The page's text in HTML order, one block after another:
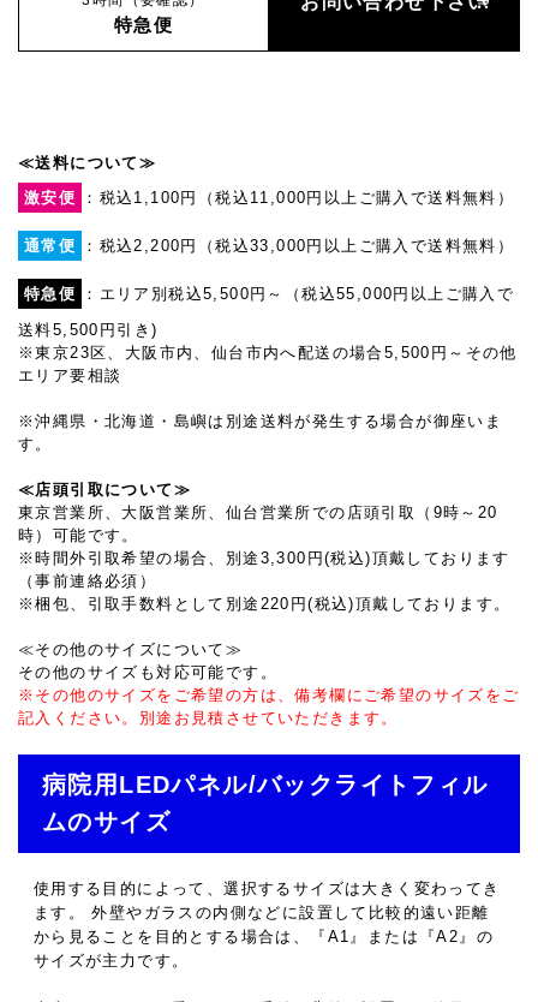
特急便
≪送料について≫
激安便
：税込1,100円（税込11,000円以上ご購入で送料無料）
通常便 ：税込2,200円（税込33,000円以上ご購入で送料無料）
特急便
：エリア別税込5,500円～（税込55,000円以上ご購入で
送料5,500円引き)
※東京23区、大阪市内、仙台市内へ配送の場合5,500円～その他
エリア要相談
※沖縄県・北海道・島嶼は別途送料が発生する場合が御座いま
す。
≪店頭引取について≫
東京営業所、大阪営業所、仙台営業所での店頭引取（9時～20
時）可能です。
※時間外引取希望の場合、別途3,300円(税込)頂戴しております
（事前連絡必須）
※梱包、引取手数料として別途220円(税込)頂戴しております。
≪その他のサイズについて≫
その他のサイズも対応可能です。
※その他のサイズをご希望の方は、備考欄にご希望のサイズをご
記入ください。別途お見積させていただきます。
病院用LEDパネル/バックライトフィル
ムのサイズ
使用する目的によって、選択するサイズは大きく変わってき
ます。 外壁やガラスの内側などに設置して比較的遠い距離
から見ることを目的とする場合は、『A1』または『A2』の
サイズが主力です。